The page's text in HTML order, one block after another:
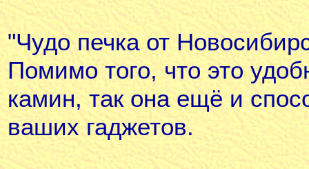
"Чудо печка от
Помимо того, что это
камин, так она ещё и
ваших гаджетов.